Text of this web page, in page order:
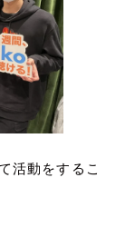
活動をするこ